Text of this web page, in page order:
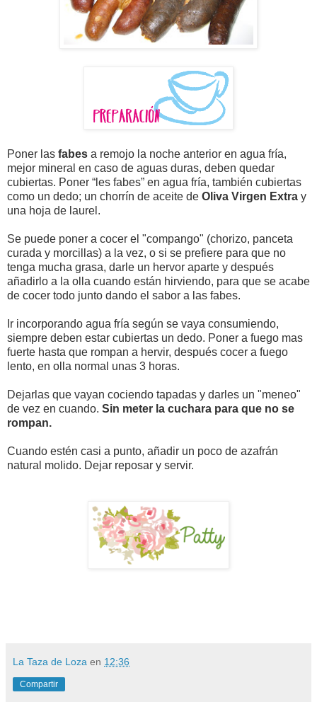
Poner las fabes a remojo la noche anterior en agua fría,
mejor mineral en caso de aguas duras, deben quedar
cubiertas. Poner “les fabes” en agua fría, también cubiertas
como un dedo; un chorrín de aceite de Oliva Virgen Extra y
una hoja de laurel.
Se puede poner a cocer el "compango" (chorizo, panceta
curada y morcillas) a la vez, o si se prefiere para que no
tenga mucha grasa, darle un hervor aparte y después
añadirlo a la olla cuando están hirviendo, para que se acabe
de cocer todo junto dando el sabor a las fabes.
Ir incorporando agua fría según se vaya consumiendo,
siempre deben estar cubiertas un dedo. Poner a fuego mas
fuerte hasta que rompan a hervir, después cocer a fuego
lento, en olla normal unas 3 horas.
Dejarlas que vayan cociendo tapadas y darles un "meneo"
de vez en cuando. Sin meter la cuchara para que no se
rompan.
Cuando estén casi a punto, añadir un poco de azafrán
natural molido. Dejar reposar y servir.
La Taza de Loza en 12:36
Compartir